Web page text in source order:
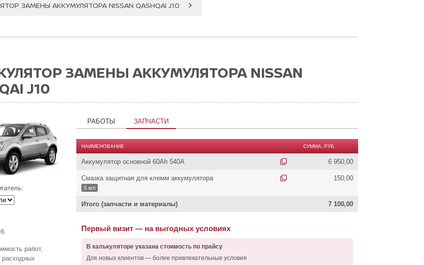
ЗАМЕНЫ АККУМУЛЯТОРА NISSAN QASHQAI J10
ЗАМЕНЫ АККУМУЛЯТОРА NISSAN
J10
работ,
РАБОТЫ ЗАПЧАСТИ
НАИМЕНОВАНИЕ СУММА, РУБ.
Аккумулятор основной 60Ah 540A 6 950,00
Смазка защитная для клемм аккумулятора
5 мл
150,00
Итого (запчасти и материалы) 7 100,00
Первый визит — на выгодных условиях
В калькуляторе указана стоимость по прайсу
Для новых клиентов — более привлекательные условия